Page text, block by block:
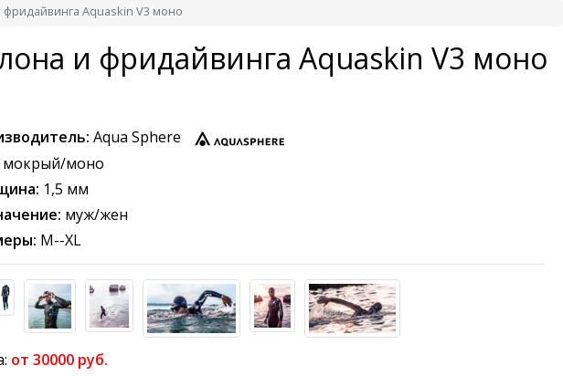
Aquaskin V3 моно
и фридайвинга Aquaskin V3 моно
Aqua Sphere
мокрый/моно
1,5 мм
муж/жен
M--XL
от 30000 руб.